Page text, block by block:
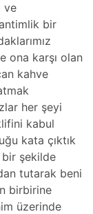
ve
bir
ona karşı olan
kahve
her şeyi
kabul
kata çıktık
bir şekilde
tutarak beni
birbirine
üzerinde